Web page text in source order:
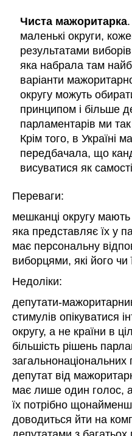
Чиста мажоритарка.
маленькі округи,
результатами
яка набрала там
варіанти
округу можуть
принципом і більше
парламентарів ми
Крім того, в Україні
передбачала, що
висуватися як
Переваги:
мешканці округу
яка представляє їх у
має персональну
виборцями, які його чи
Недоліки:
депутати-
стимулів опікуватися
округу, а не країни в
більшість рішень
загальнонаціональних
депутат від
має лише один голос,
їх потрібно
доводиться йти на